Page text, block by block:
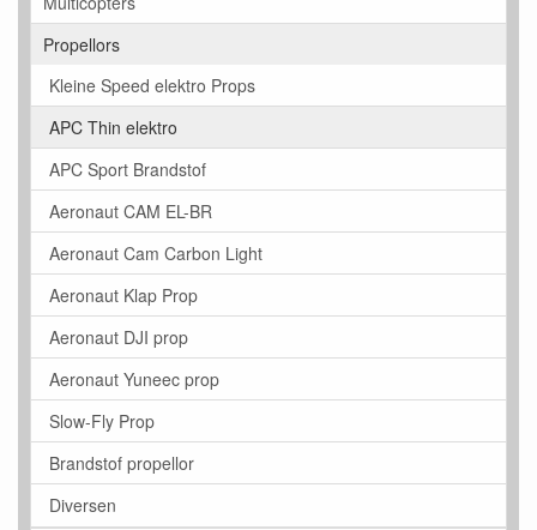
Propellors
Kleine Speed elektro Props
APC Thin elektro
APC Sport Brandstof
Aeronaut CAM EL-BR
Aeronaut Cam Carbon Light
Aeronaut Klap Prop
Aeronaut DJI prop
Aeronaut Yuneec prop
Slow-Fly Prop
Brandstof propellor
Diversen